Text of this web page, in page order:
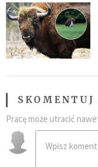
SKOMENTUJ
Pracę może utracić